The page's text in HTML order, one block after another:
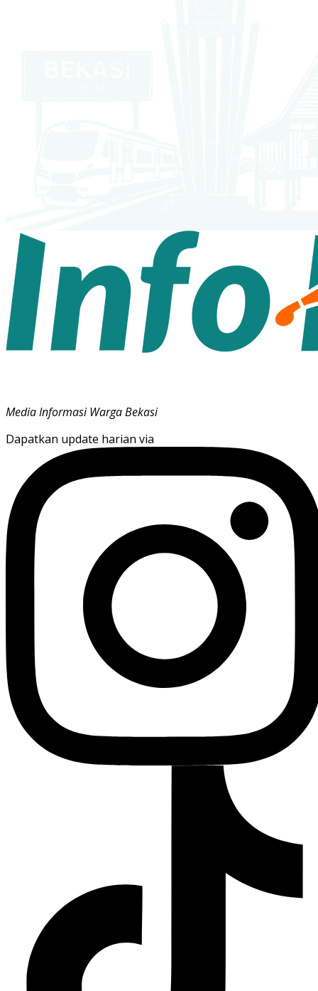
Media Informasi Warga Bekasi
Dapatkan update harian via